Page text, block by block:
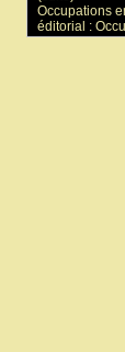
Occupations
éditorial :